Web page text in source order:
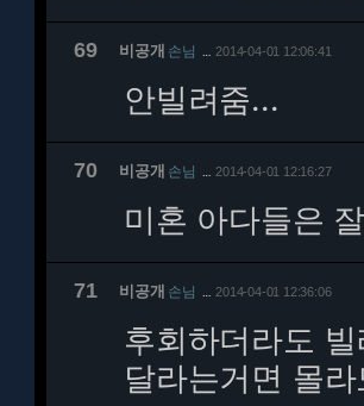
69 비공개 손님 2014-04-01 12:06:41
안빌려줌...
70 비공개 손님 2014-04-01 12:16:27
미혼 아다들은
71 비공개 손님 2014-04-01 12:36:06
후회하더라도
달라는거면 몰